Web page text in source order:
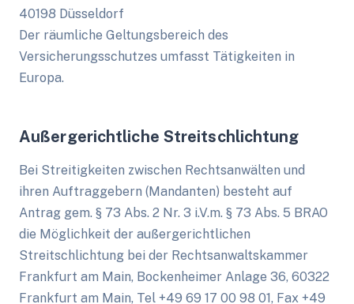
40198 Düsseldorf
Der räumliche Geltungsbereich des
Versicherungsschutzes umfasst Tätigkeiten in
Europa.
Außergerichtliche Streitschlichtung
Bei Streitigkeiten zwischen Rechtsanwälten und
ihren Auftraggebern (Mandanten) besteht auf
Antrag gem. § 73 Abs. 2 Nr. 3 i.V.m. § 73 Abs. 5 BRAO
die Möglichkeit der außergerichtlichen
Streitschlichtung bei der Rechtsanwaltskammer
Frankfurt am Main, Bockenheimer Anlage 36, 60322
Frankfurt am Main, Tel +49 69 17 00 98 01, Fax +49